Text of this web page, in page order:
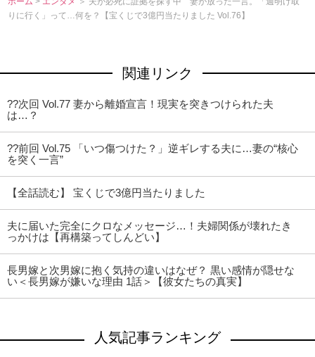
りに行く」って…何を？【宝くじで3億円当たりました Vol.76】
関連リンク
??次回 Vol.77 妻から離婚宣言！現実を突きつけられた夫
は…？
??前回 Vol.75 「いつ傷つけた？」逆ギレする夫に…妻の“核心
を突く一言”
【全話読む】 宝くじで3億円当たりました
夫に届いた完全にクロなメッセージ…！夫婦関係が壊れたき
っかけは【再構築ってしんどい】
長男嫁と次男嫁に抱く気持の違いはなぜ？ 黒い感情が隠せな
い＜長男嫁が嫌いな理由 1話＞【彼女たちの真実】
人気記事ランキング